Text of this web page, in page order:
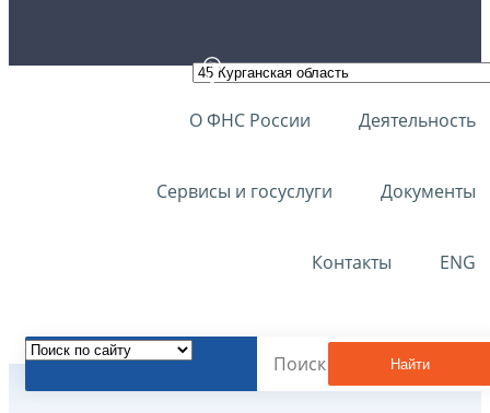
О ФНС России Деятельность
Сервисы и госуслуги Документы
Контакты ENG
Найти